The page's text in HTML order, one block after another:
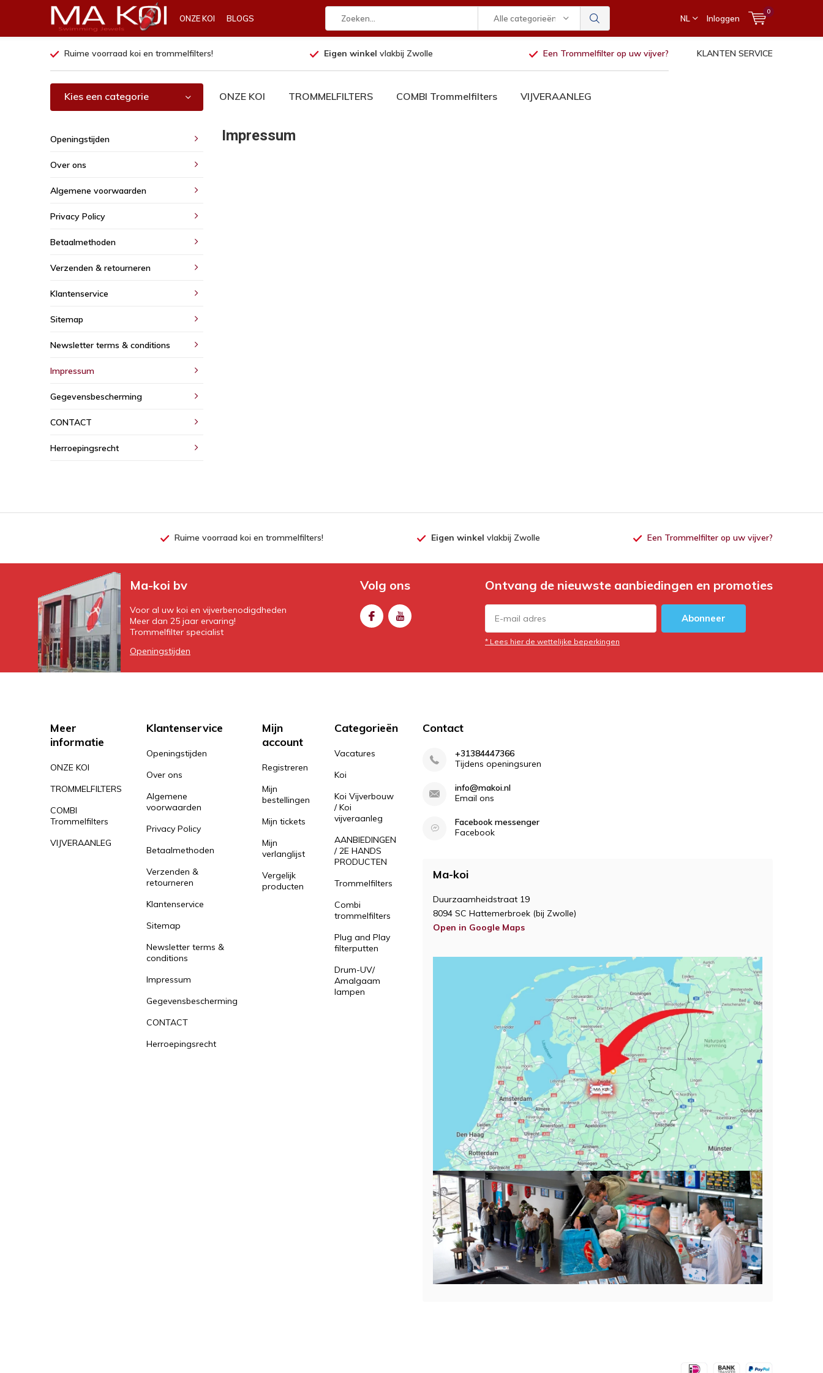
ONZE KOI BLOGS Alle categorieën NL Inloggen
0
Ruime voorraad koi en trommelfilters! Eigen winkel vlakbij Zwolle Een Trommelfilter op uw vijver? KLANTEN SERVICE
Kies een categorie ONZE KOI TROMMELFILTERS COMBI Trommelfilters VIJVERAANLEG
Impressum
Openingstijden
Over ons
Algemene voorwaarden
Privacy Policy
Betaalmethoden
Verzenden & retourneren
Klantenservice
Sitemap
Newsletter terms & conditions
Impressum
Gegevensbescherming
CONTACT
Herroepingsrecht
Ruime voorraad koi en trommelfilters! Eigen winkel vlakbij Zwolle Een Trommelfilter op uw vijver?
Ma-koi bv
Voor al uw koi en vijverbenodigdheden
Meer dan 25 jaar ervaring!
Trommelfilter specialist
Openingstijden
Volg ons Ontvang de nieuwste aanbiedingen en promoties
Abonneer
* Lees hier de wettelijke beperkingen
Meer
informatie
ONZE KOI
TROMMELFILTERS
COMBI
Trommelfilters
VIJVERAANLEG
Klantenservice
Openingstijden
Over ons
Algemene
voorwaarden
Privacy Policy
Betaalmethoden
Verzenden &
retourneren
Klantenservice
Sitemap
Newsletter terms &
conditions
Impressum
Gegevensbescherming
CONTACT
Herroepingsrecht
Mijn
account
Registreren
Mijn
bestellingen
Mijn tickets
Mijn
verlanglijst
Vergelijk
producten
Categorieën
Vacatures
Koi
Koi Vijverbouw
/ Koi
vijveraanleg
AANBIEDINGEN
/ 2E HANDS
PRODUCTEN
Trommelfilters
Combi
trommelfilters
Plug and Play
filterputten
Drum-UV/
Amalgaam
lampen
Contact
+31384447366
Tijdens openingsuren
info@makoi.nl
Email ons
Facebook messenger
Facebook
Ma-koi
Duurzaamheidstraat 19
8094 SC Hattemerbroek (bij Zwolle)
Open in Google Maps